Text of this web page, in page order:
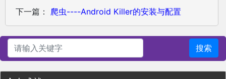
下一篇： 爬虫----Android Killer的安装与配置
搜索